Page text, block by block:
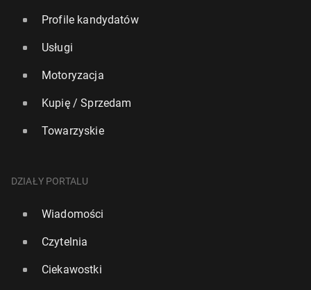
Reuters: USA pracują nad por­ta­lem, który ma dawać
dostęp do treści za­blo­ko­wa­nych w krajach Europy
Profile kandydatów
Usługi
Motoryzacja
Kupię / Sprzedam
Towarzyskie
DZIAŁY PORTALU
Wiadomości
Czytelnia
Ciekawostki